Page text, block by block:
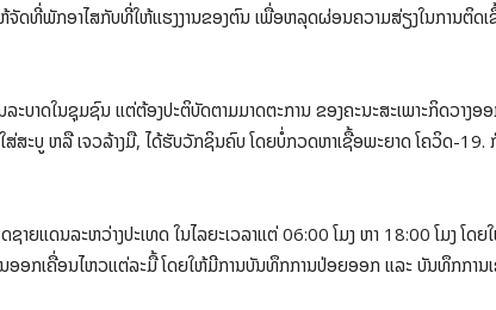
ຫ້ຈັດທີ່ພັກອາໄສກັບທີ່ໃຫ້ແຮງງານຂອງຕົນ ເພື່ອຫລຸດຜ່ອນຄວາມສ່ຽງໃນການຕິ
ບາດໃນຊຸມຊົນ ແຕ່ຕ້ອງປະຕິບັດຕາມມາດຕະການ ຂອງຄະນະສະເພາະກິດວາງ
ສະບູ ຫລື ເຈວລ້າງມື, ໄດ້ຮັບວັກຊິນຄົບ ໂດຍບໍ່ກວດຫາເຊື້ອພະຍາດ ໂຄວິດ-19.
ຊາຍແດນລະຫວ່າງປະເທດ ໃນໄລຍະເວລາແຕ່ 06:00 ໂມງ ຫາ 18:00 ໂມງ
ອກເຄື່ອນໄຫວແຕ່ລະມື້ ໂດຍໃຫ້ມີການບັນທຶກການປ່ອຍອອກ ແລະ ບັນທຶກການ